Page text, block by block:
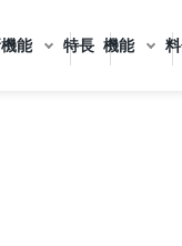
能 特長 機能